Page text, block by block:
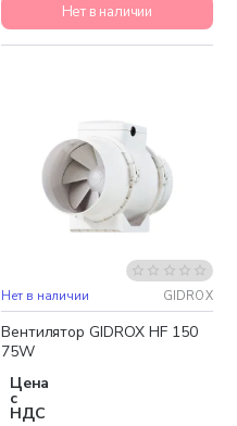
Нет в наличии
Нет в наличии GIDROX
Вентилятор GIDROX HF 150
75W
Цена
с
НДС